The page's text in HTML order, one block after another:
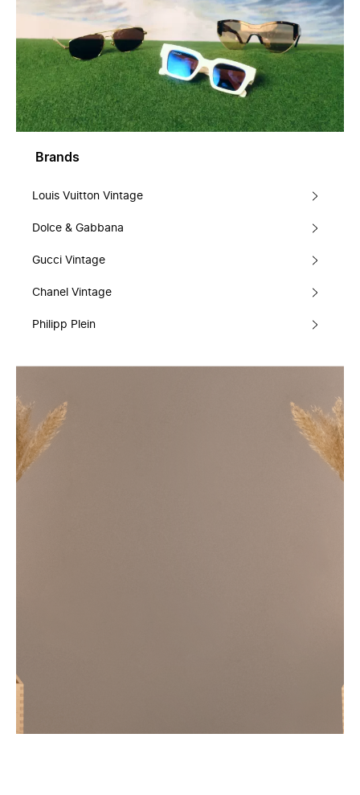
Brands
Louis Vuitton Vintage
Dolce & Gabbana
Gucci Vintage
Chanel Vintage
Philipp Plein